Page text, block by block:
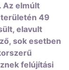
Az elmúlt
területén 49
elavult
sok esetben
felújítási